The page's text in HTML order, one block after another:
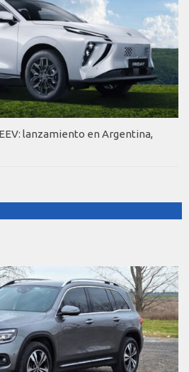
lanzamiento en Argentina,